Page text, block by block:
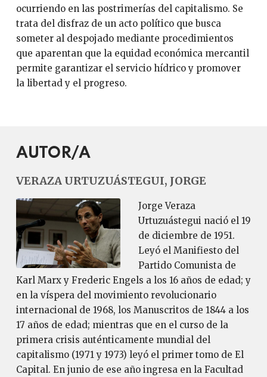
ocurriendo en las postrimerías del capitalismo. Se
trata del disfraz de un acto político que busca
someter al despojado mediante procedimientos
que aparentan que la equidad económica mercantil
permite garantizar el servicio hídrico y promover
la libertad y el progreso.
AUTOR/A
VERAZA URTUZUÁSTEGUI, JORGE
Jorge Veraza
Urtuzuástegui nació el 19
de diciembre de 1951.
Leyó el Manifiesto del
Partido Comunista de
Karl Marx y Frederic Engels a los 16 años de edad; y
en la víspera del movimiento revolucionario
internacional de 1968, los Manuscritos de 1844 a los
17 años de edad; mientras que en el curso de la
primera crisis auténticamente mundial del
capitalismo (1971 y 1973) leyó el primer tomo de El
Capital. En junio de ese año ingresa en la Facultad